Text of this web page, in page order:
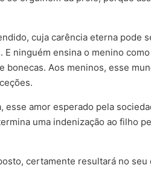
cuja carência eterna pode
ninguém ensina o menino
Aos meninos, esse
amor esperado pela
uma indenização ao filho
certamente resultará no seu